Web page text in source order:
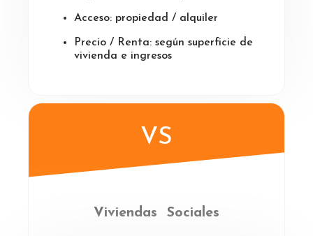
Acceso: propiedad / alquiler
Precio / Renta: según superficie de
vivienda e ingresos
VS
Viviendas Sociales